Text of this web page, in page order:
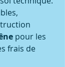
pour les
frais de